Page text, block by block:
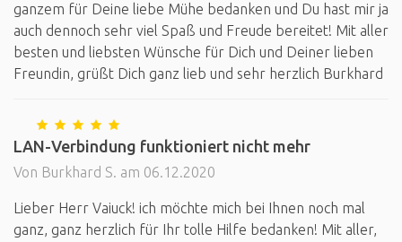
ganzem für Deine liebe Mühe bedanken und Du hast mir ja
auch dennoch sehr viel Spaß und Freude bereitet! Mit aller
besten und liebsten Wünsche für Dich und Deiner lieben
Freundin, grüßt Dich ganz lieb und sehr herzlich Burkhard
LAN-Verbindung funktioniert nicht mehr
Von Burkhard S. am 06.12.2020
Lieber Herr Vaiuck! ich möchte mich bei Ihnen noch mal
ganz, ganz herzlich für Ihr tolle Hilfe bedanken! Mit aller,